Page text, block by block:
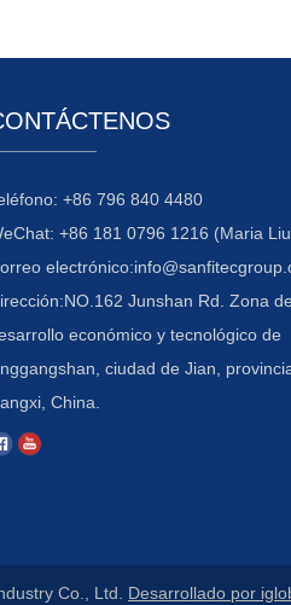
+86 796 840 4480
+86 181 0796 1216 (Maria
electrónico:
Junshan Rd. Zona de
económico y tecnológico de
ciudad de Jian,
China.
Co., Ltd. Desarrollado por